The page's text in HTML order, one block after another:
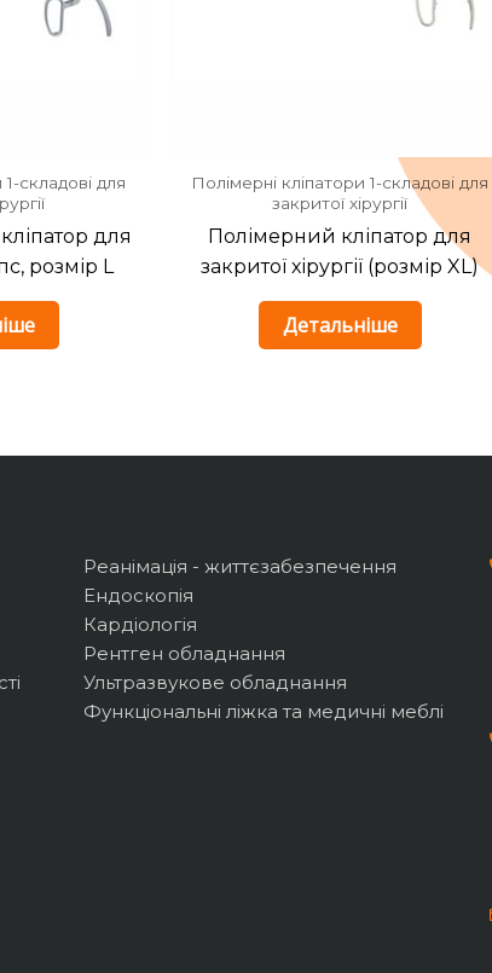
складові для
для
розмір L
Полімерні кліпатори 1-складові для
закритої хірургії
Полімерний кліпатор для
закритої хірургії (розмір XL)
Детальніше
Реанімація - життєзабезпечення
Ендоскопія
Кардіологія
Рентген обладнання
Ультразвукове обладнання
Функціональні ліжка та медичні меблі